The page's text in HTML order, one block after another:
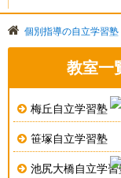
個別指導の自立学習塾
教室一
梅丘自立学習塾
笹塚自立学習塾
池尻大橋自立学習